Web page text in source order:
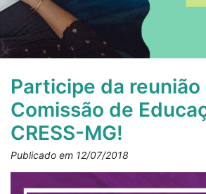
Participe da reunião
Comissão de
CRESS-MG!
Publicado em 12/07/2018